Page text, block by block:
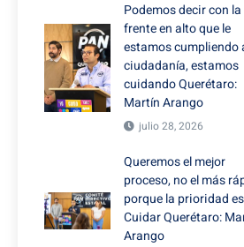
Podemos decir con la
frente en alto que le
estamos cumpliendo
ciudadanía, estamos
cuidando Querétaro:
Martín Arango
julio 28, 2026
Queremos el mejor
proceso, no el más
porque la prioridad es
Cuidar Querétaro:
Arango